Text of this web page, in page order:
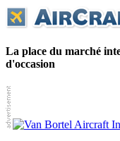
La place du marché
d'occasion